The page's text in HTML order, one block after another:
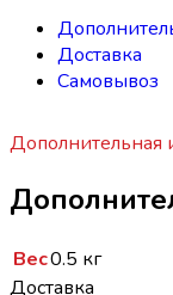
Доставка
Самовывоз
Вес0.5 кг
Доставка